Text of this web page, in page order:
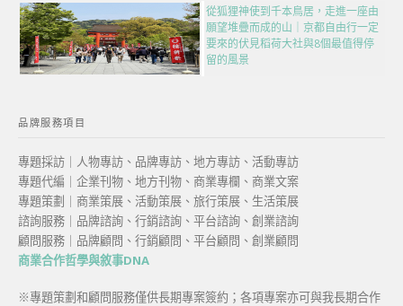
從狐狸神使到千本鳥居，走進一座由
願望堆疊而成的山｜京都自由行一定
要來的伏見稻荷大社與8個最值得停
留的風景
品牌服務項目
專題採訪｜人物專訪、品牌專訪、地方專訪、活動專訪
專題代編｜企業刊物、地方刊物、商業專欄、商業文案
專題策劃｜商業策展、活動策展、旅行策展、生活策展
諮詢服務｜品牌諮詢、行銷諮詢、平台諮詢、創業諮詢
顧問服務｜品牌顧問、行銷顧問、平台顧問、創業顧問
商業合作哲學與敘事DNA
※專題策劃和顧問服務僅供長期專案簽約；各項專案亦可與我長期合作